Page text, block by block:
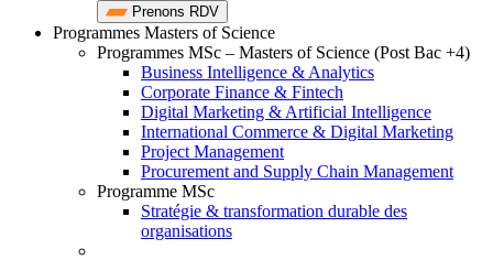
Prenons RDV
Programmes Masters of Science
Programmes MSc – Masters of Science (Post Bac +4)
Business Intelligence & Analytics
Corporate Finance & Fintech
Digital Marketing & Artificial Intelligence
International Commerce & Digital Marketing
Project Management
Procurement and Supply Chain Management
Programme MSc
Stratégie & transformation durable des
organisations